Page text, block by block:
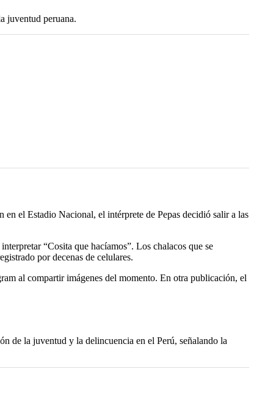
juventud peruana.
el Estadio Nacional, el intérprete de Pepas decidió salir a las
“Cosita que hacíamos”. Los chalacos que se
por decenas de celulares.
al compartir imágenes del momento. En otra publicación, el
de la juventud y la delincuencia en el Perú, señalando la